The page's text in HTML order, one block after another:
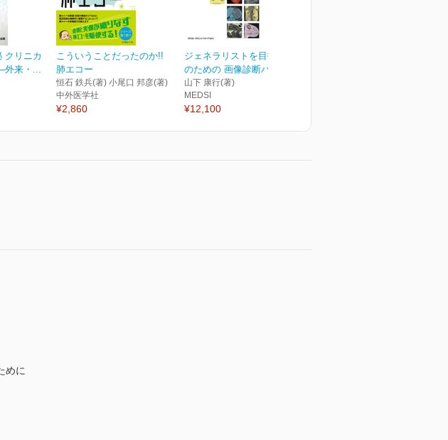
クリニカ
外来・...
こういうことだったのか!!
肺エコー
恒石 鉄兵(著) 小尾口 邦彦(著)
中外医学社
¥2,860
ジェネラリストを目指す人
のための 画像診断パワフ...
山下 康行(著)
MEDSI
¥12,100
めに